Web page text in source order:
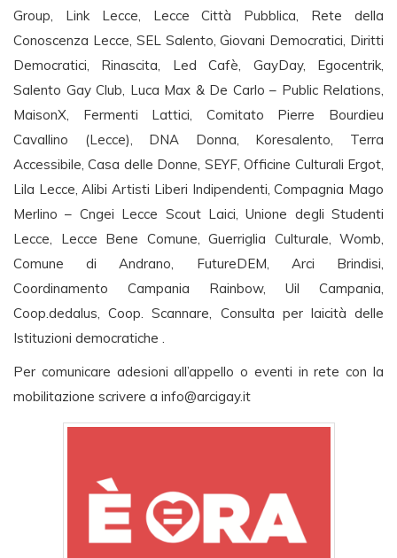
Group, Link Lecce, Lecce Città Pubblica, Rete della
Conoscenza Lecce, SEL Salento, Giovani Democratici, Diritti
Democratici, Rinascita, Led Cafè, GayDay, Egocentrik,
Salento Gay Club, Luca Max & De Carlo – Public Relations,
MaisonX, Fermenti Lattici, Comitato Pierre Bourdieu
Cavallino (Lecce), DNA Donna, Koresalento, Terra
Accessibile, Casa delle Donne, SEYF, Officine Culturali Ergot,
Lila Lecce, Alibi Artisti Liberi Indipendenti, Compagnia Mago
Merlino – Cngei Lecce Scout Laici, Unione degli Studenti
Lecce, Lecce Bene Comune, Guerriglia Culturale, Womb,
Comune di Andrano, FutureDEM, Arci Brindisi,
Coordinamento Campania Rainbow, Uil Campania,
Coop.dedalus, Coop. Scannare, Consulta per laicità delle
Istituzioni democratiche .
Per comunicare adesioni all’appello o eventi in rete con la
mobilitazione scrivere a info@arcigay.it